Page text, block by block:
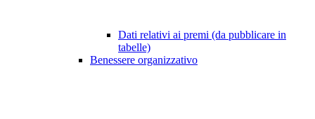
Dati relativi ai premi (da pubblicare in
tabelle)
Benessere organizzativo